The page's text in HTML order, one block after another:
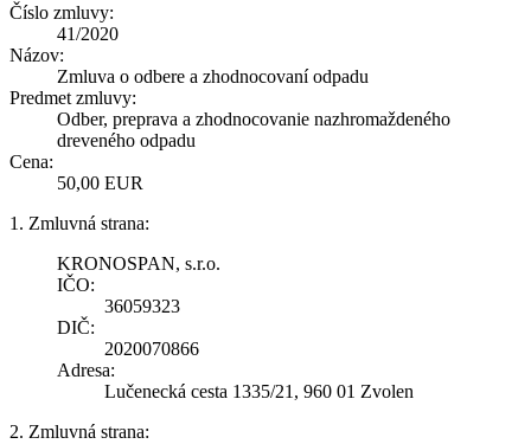
Číslo zmluvy:
41/2020
Názov:
Zmluva o odbere a zhodnocovaní odpadu
Predmet zmluvy:
Odber, preprava a zhodnocovanie nazhromaždeného
dreveného odpadu
Cena:
50,00 EUR
1. Zmluvná strana:
KRONOSPAN, s.r.o.
IČO:
36059323
DIČ:
2020070866
Adresa:
Lučenecká cesta 1335/21, 960 01 Zvolen
2. Zmluvná strana: